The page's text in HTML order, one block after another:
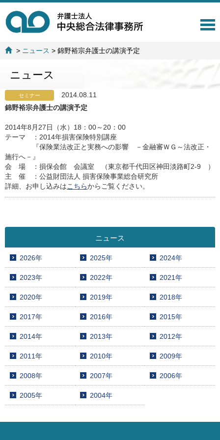
T
n
> ニュース >錦野裕宗弁護士の講演予定
ニュース
セミナー
2014.08.11
錦野裕宗弁護士の講演予定
2014年8月27日（水）18：00～20：00
テーマ ：2014年損害保険特別講座
『保険業法改正と実務への影響 －金融審ＷＧ～法改正・
施行へ－』
会 場 ：損保会館 会議室 （東京都千代田区神田淡路町2-9 ）
主 催 ：公益財団法人 損害保険事業総合研究所
詳細、お申し込みはこちらからご覧ください。
ニュース
2026年 2025年 2024年
2023年 2022年 2021年
2020年 2019年 2018年
2017年 2016年 2015年
2014年 2013年 2012年
2011年 2010年 2009年
2008年 2007年 2006年
2005年 2004年